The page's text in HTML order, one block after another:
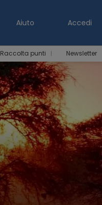
Aiuto Accedi
Raccolta punti Newsletter